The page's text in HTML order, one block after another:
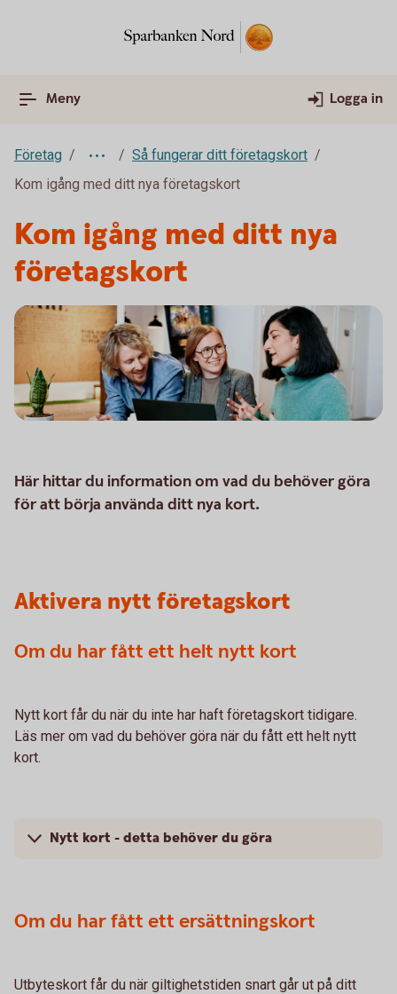
Meny Logga in
Företag
Så fungerar ditt företagskort
Kom igång med ditt nya företagskort
Kom igång med ditt nya
företagskort
Här hittar du information om vad du behöver göra
för att börja använda ditt nya kort.
Aktivera nytt företagskort
Om du har fått ett helt nytt kort
Nytt kort får du när du inte har haft företagskort tidigare.
Läs mer om vad du behöver göra när du fått ett helt nytt
kort.
Nytt kort - detta behöver du göra
Om du har fått ett ersättningskort
Utbyteskort får du när giltighetstiden snart går ut på ditt